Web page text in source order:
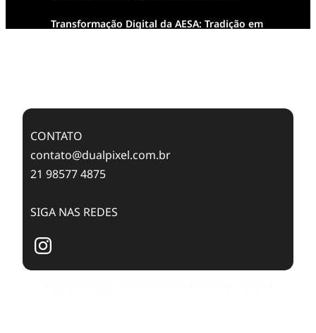
Transformação Digital da AESA: Tradição em
CONTATO
contato@dualpixel.com.br
21 98577 4875
SIGA NAS REDES